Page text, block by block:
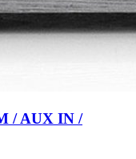
/ AUX IN /